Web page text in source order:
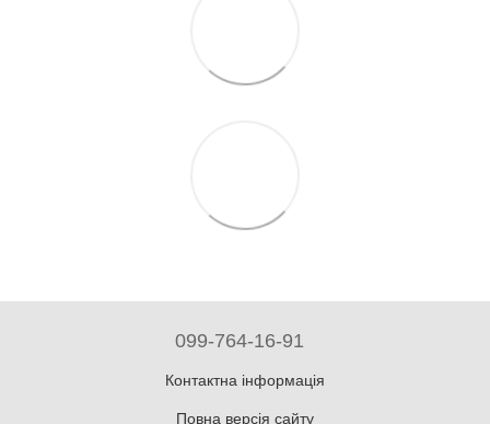
099-764-16-91
Контактна інформація
Повна версія сайту